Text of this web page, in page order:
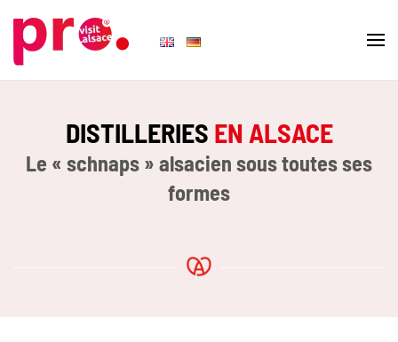
Skip to main content
DISTILLERIES EN ALSACE
Le « schnaps » alsacien sous toutes ses
formes